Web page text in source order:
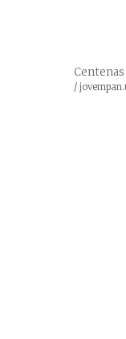
Créditos
/